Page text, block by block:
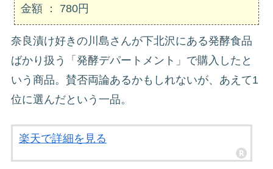
金額 ： 780円
奈良漬け好きの川島さんが下北沢にある発酵食品
ばかり扱う「発酵デパートメント」で購入したと
いう商品。賛否両論あるかもしれないが、あえて1
位に選んだという一品。
楽天で詳細を見る